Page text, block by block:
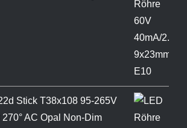
Stick T38x108 95-265V
AC Opal Non-Dim